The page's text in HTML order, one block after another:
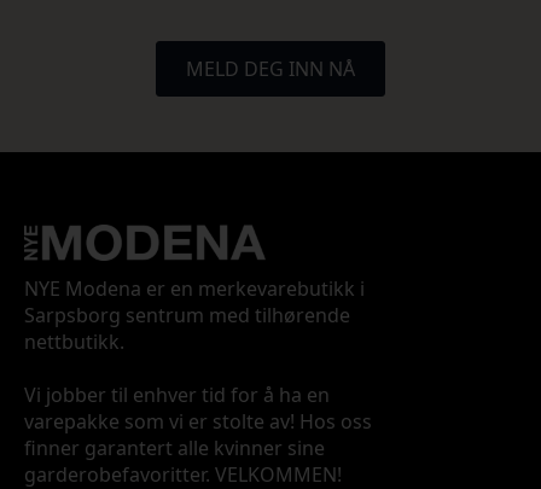
MELD DEG INN NÅ
NYE Modena er en merkevarebutikk i
Sarpsborg sentrum med tilhørende
nettbutikk.
Vi jobber til enhver tid for å ha en
varepakke som vi er stolte av! Hos oss
finner garantert alle kvinner sine
garderobefavoritter. VELKOMMEN!